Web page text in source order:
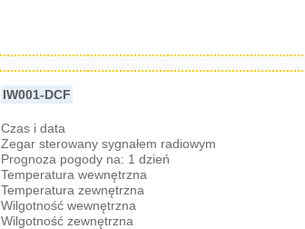
IW001-DCF
Czas i data
Zegar sterowany sygnałem radiowym
Prognoza pogody na: 1 dzień
Temperatura wewnętrzna
Temperatura zewnętrzna
Wilgotność wewnętrzna
Wilgotność zewnętrzna